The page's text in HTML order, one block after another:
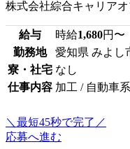
株式会社綜合キャリア
給与 時給1,680円〜
勤務地
愛知県 みよし
寮・社宅 なし
仕事内容 加工 / 自動車
＼最短45秒で完了／
応募へ進む